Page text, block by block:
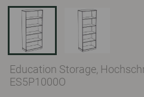
Education Storage,
ES5P1000O